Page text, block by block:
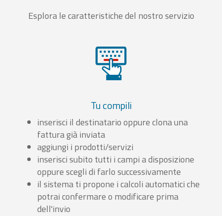
Esplora le caratteristiche del nostro servizio
Tu compili
inserisci il destinatario oppure clona una
fattura già inviata
aggiungi i prodotti/servizi
inserisci subito tutti i campi a disposizione
oppure scegli di farlo successivamente
il sistema ti propone i calcoli automatici che
potrai confermare o modificare prima
dell'invio